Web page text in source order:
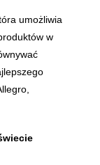
umożliwia
w